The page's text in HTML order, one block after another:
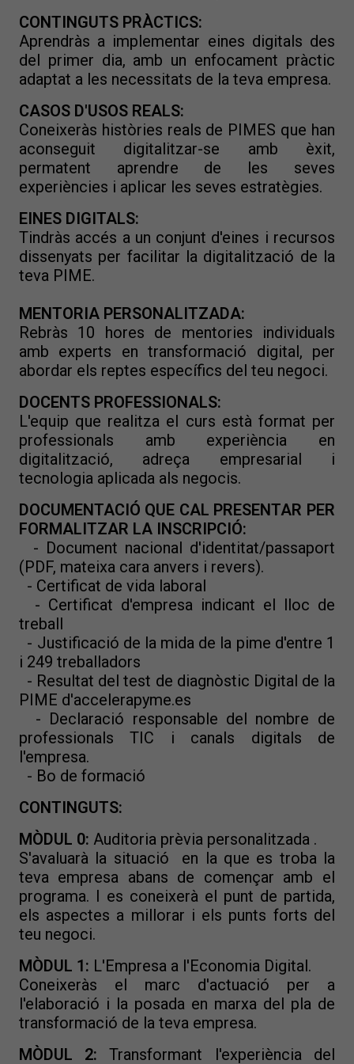
CONTINGUTS PRÀCTICS:
Aprendràs a implementar eines digitals des
del primer dia, amb un enfocament pràctic
adaptat a les necessitats de la teva empresa.
CASOS D'USOS REALS:
Coneixeràs històries reals de PIMES que han
aconseguit digitalitzar-se amb èxit,
permatent aprendre de les seves
experiències i aplicar les seves estratègies.
EINES DIGITALS:
Tindràs accés a un conjunt d'eines i recursos
dissenyats per facilitar la digitalització de la
teva PIME.
MENTORIA PERSONALITZADA:
Rebràs 10 hores de mentories individuals
amb experts en transformació digital, per
abordar els reptes específics del teu negoci.
DOCENTS PROFESSIONALS:
L'equip que realitza el curs està format per
professionals amb experiència en
digitalització, adreça empresarial i
tecnologia aplicada als negocis.
DOCUMENTACIÓ QUE CAL PRESENTAR PER
FORMALITZAR LA INSCRIPCIÓ:
- Document nacional d'identitat/passaport
(PDF, mateixa cara anvers i revers).
- Certificat de vida laboral
- Certificat d'empresa indicant el lloc de
treball
- Justificació de la mida de la pime d'entre 1
i 249 treballadors
- Resultat del test de diagnòstic Digital de la
PIME d'accelerapyme.es
- Declaració responsable del nombre de
professionals TIC i canals digitals de
l'empresa.
- Bo de formació
CONTINGUTS:
MÒDUL 0: Auditoria prèvia personalitzada .
S'avaluarà la situació en la que es troba la
teva empresa abans de començar amb el
programa. I es coneixerà el punt de partida,
els aspectes a millorar i els punts forts del
teu negoci.
MÒDUL 1: L'Empresa a l'Economia Digital.
Coneixeràs el marc d'actuació per a
l'elaboració i la posada en marxa del pla de
transformació de la teva empresa.
MÒDUL 2:Transformant l'experiència del